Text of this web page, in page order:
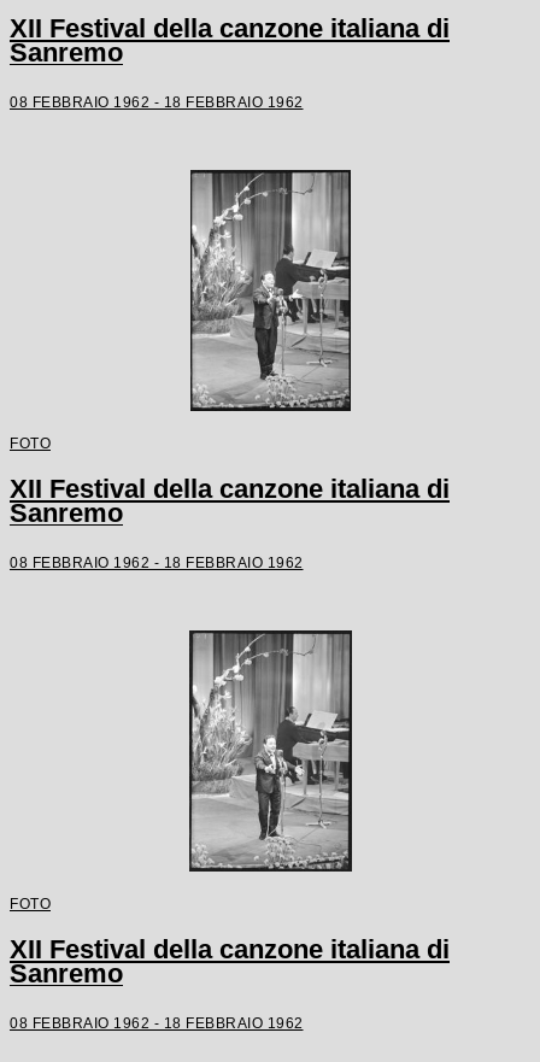
XII Festival della canzone italiana di
Sanremo
08 FEBBRAIO 1962 - 18 FEBBRAIO 1962
FOTO
XII Festival della canzone italiana di
Sanremo
08 FEBBRAIO 1962 - 18 FEBBRAIO 1962
FOTO
XII Festival della canzone italiana di
Sanremo
08 FEBBRAIO 1962 - 18 FEBBRAIO 1962